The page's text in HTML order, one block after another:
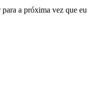
para a próxima vez que eu